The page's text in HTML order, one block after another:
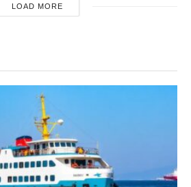
LOAD MORE